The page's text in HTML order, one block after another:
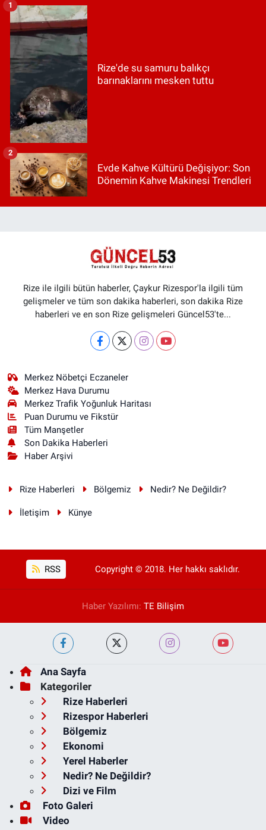
Rize'de su samuru balıkçı
barınaklarını mesken tuttu
1
Evde Kahve Kültürü Değişiyor: Son
Dönemin Kahve Makinesi Trendleri
2
Rize ile ilgili bütün haberler, Çaykur Rizespor'la ilgili tüm
gelişmeler ve tüm son dakika haberleri, son dakika Rize
haberleri ve en son Rize gelişmeleri Güncel53'te...
Merkez Nöbetçi Eczaneler
Merkez Hava Durumu
Merkez Trafik Yoğunluk Haritası
Puan Durumu ve Fikstür
Tüm Manşetler
Son Dakika Haberleri
Haber Arşivi
Rize Haberleri Bölgemiz Nedir? Ne Değildir?
İletişim Künye
RSS Copyright © 2018. Her hakkı saklıdır.
Haber Yazılımı: TE Bilişim
Ana Sayfa
Kategoriler
Rize Haberleri
Rizespor Haberleri
Bölgemiz
Ekonomi
Yerel Haberler
Nedir? Ne Değildir?
Dizi ve Film
Foto Galeri
Video